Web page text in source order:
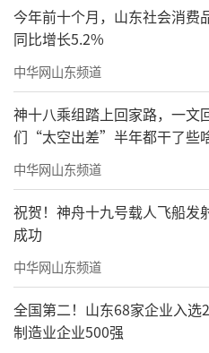
今年前十个月，山东社会消费
同比增长5.2%
中华网山东频道
神十八乘组踏上回家路，一文
们“太空出差”半年都干了些
中华网山东频道
祝贺！神舟十九号载人飞船发
成功
中华网山东频道
全国第二！山东68家企业入选
制造业企业500强